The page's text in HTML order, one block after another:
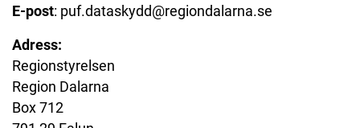
E-post: puf.dataskydd@regiondalarna.se
Adress:
Regionstyrelsen
Region Dalarna
Box 712